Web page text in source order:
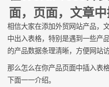
面，页面，文章
相信大家在添加外贸网站产品，
中出入表格，特别是遇到一些产
的产品数据条理清晰，方便网站
那么怎么在你产品页面中插入表
下面一一介绍。